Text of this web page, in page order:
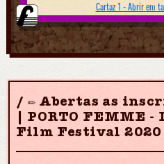
Cartaz 1 - Abrir em
✏️ Abertas as
| PORTO FEMME
Film Festival 2020